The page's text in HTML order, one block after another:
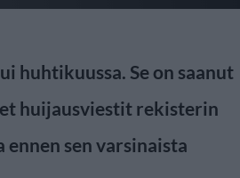
huhtikuussa. Se on saanut
huijausviestit rekisterin
sen varsinaista